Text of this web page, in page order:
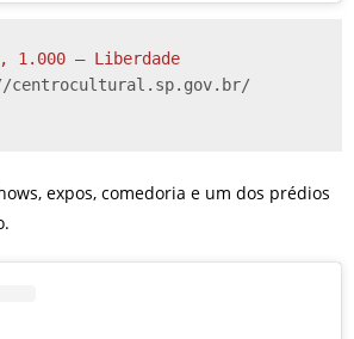
1.000 – Liberdade
centrocultural.sp.gov.br/
expos, comedoria e um dos prédios